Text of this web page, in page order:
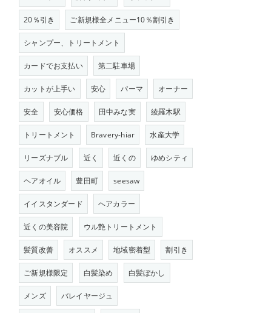
20％引き ご新規様全メニュー10％割引き
シャンプー、トリートメント
カードでお支払い 第二駐車場
カットが上手い 安心 パーマ オーナー
安全 安心価格 田中みな実 綾羅木駅
トリートメント Bravery-hiar 水産大学
リーズナブル 近く 近くの ゆめシティ
ヘアオイル 豊田町 seesaw
イイスタンダード ヘアカラー
近くの美容院 ウル艶トリートメント
髪質改善 オススメ 地域密着型 割引き
ご新規様限定 白髪染め 白髪ぼかし
メンズ バレイヤージュ